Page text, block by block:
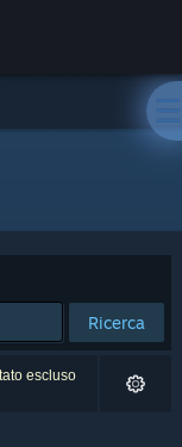
Ricerca
escluso